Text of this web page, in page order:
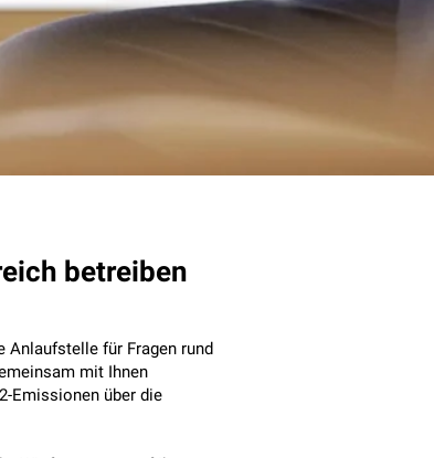
betreiben
Anlaufstelle für Fragen rund
mit Ihnen
Emissionen über die